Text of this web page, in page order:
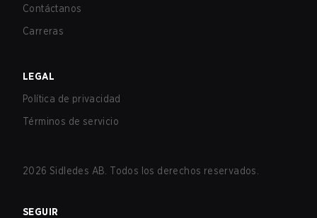
Contáctanos
Carreras
LEGAL
Política de privacidad
Términos de servicio
2026 Sidledes AB. Todos los derechos reservados.
SEGUIR